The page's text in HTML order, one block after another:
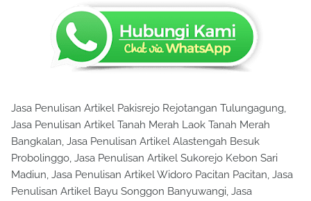
Jasa Penulisan Artikel Pakisrejo Rejotangan Tulungagung,
Jasa Penulisan Artikel Tanah Merah Laok Tanah Merah
Bangkalan, Jasa Penulisan Artikel Alastengah Besuk
Probolinggo, Jasa Penulisan Artikel Sukorejo Kebon Sari
Madiun, Jasa Penulisan Artikel Widoro Pacitan Pacitan, Jasa
Penulisan Artikel Bayu Songgon Banyuwangi, Jasa